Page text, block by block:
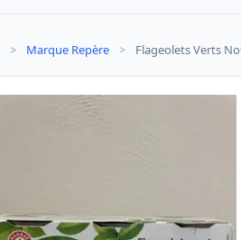
> Marque Repère > Flageolets Verts